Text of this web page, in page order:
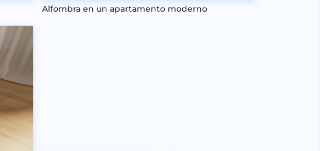
Alfombra en un apartamento moderno